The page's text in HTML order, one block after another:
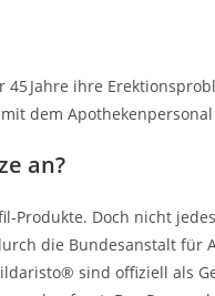
Jahre ihre
dem
an?
Doch nicht
die Bundesanstalt für
sind offiziell als